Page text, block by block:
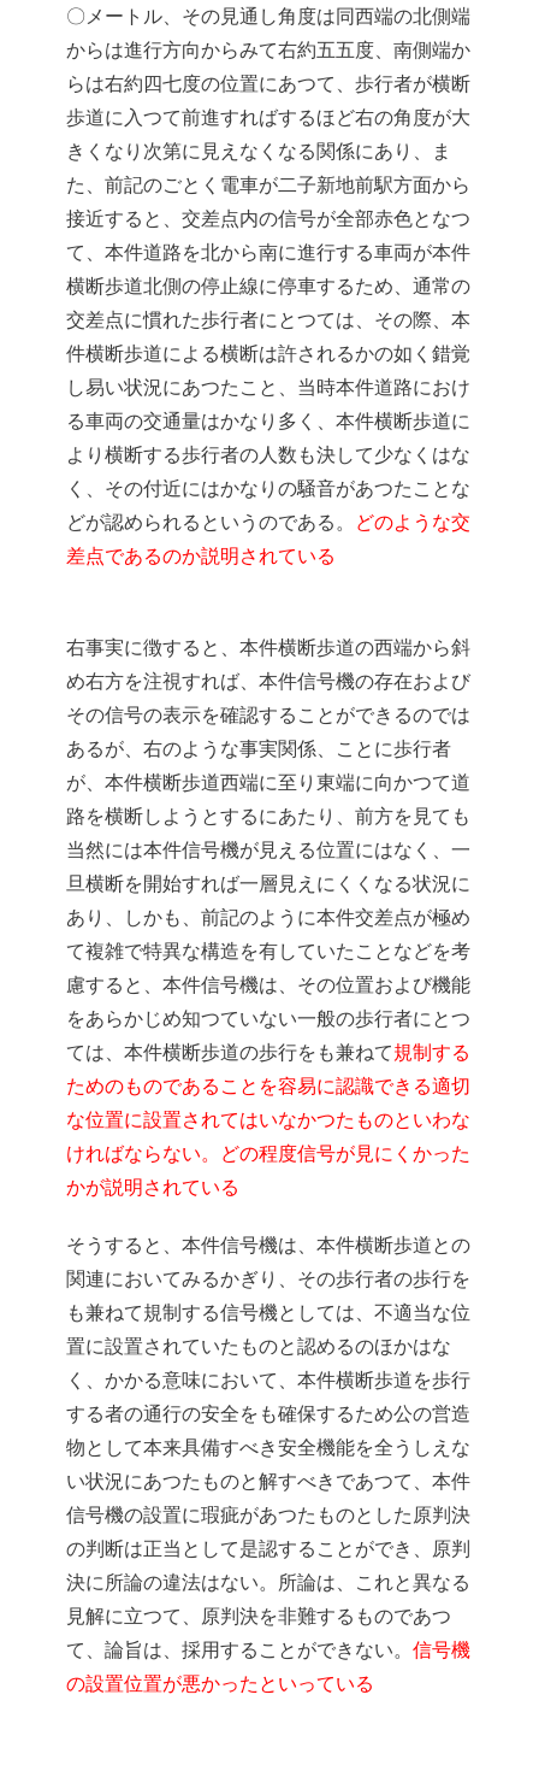
〇メートル、その見通し角度は同西端の北側端
からは進行方向からみて右約五五度、南側端か
らは右約四七度の位置にあつて、歩行者が横断
歩道に入つて前進すればするほど右の角度が大
きくなり次第に見えなくなる関係にあり、ま
た、前記のごとく電車が二子新地前駅方面から
接近すると、交差点内の信号が全部赤色となつ
て、本件道路を北から南に進行する車両が本件
横断歩道北側の停止線に停車するため、通常の
交差点に慣れた歩行者にとつては、その際、本
件横断歩道による横断は許されるかの如く錯覚
し易い状況にあつたこと、当時本件道路におけ
る車両の交通量はかなり多く、本件横断歩道に
より横断する歩行者の人数も決して少なくはな
く、その付近にはかなりの騒音があつたことな
どが認められるというのである。 どのような交
差点であるのか説明されている
右事実に徴すると、本件横断歩道の西端から斜
め右方を注視すれば、本件信号機の存在および
その信号の表示を確認することができるのでは
あるが、右のような事実関係、ことに歩行者
が、本件横断歩道西端に至り東端に向かつて道
路を横断しようとするにあたり、前方を見ても
当然には本件信号機が見える位置にはなく、一
旦横断を開始すれば一層見えにくくなる状況に
あり、しかも、前記のように本件交差点が極め
て複雑で特異な構造を有していたことなどを考
慮すると、本件信号機は、その位置および機能
をあらかじめ知つていない一般の歩行者にとつ
ては、本件横断歩道の歩行をも兼ねて規制する
ためのものであることを容易に認識できる適切
な位置に設置されてはいなかつたものといわな
ければならない。どの程度信号が見にくかった
かが説明されている
そうすると、本件信号機は、本件横断歩道との
関連においてみるかぎり、その歩行者の歩行を
も兼ねて規制する信号機としては、不適当な位
置に設置されていたものと認めるのほかはな
く、かかる意味において、本件横断歩道を歩行
する者の通行の安全をも確保するため公の営造
物として本来具備すべき安全機能を全うしえな
い状況にあつたものと解すべきであつて、本件
信号機の設置に瑕疵があつたものとした原判決
の判断は正当として是認することができ、原判
決に所論の違法はない。所論は、これと異なる
見解に立つて、原判決を非難するものであつ
て、論旨は、採用することができない。 信号機
の設置位置が悪かったといっている